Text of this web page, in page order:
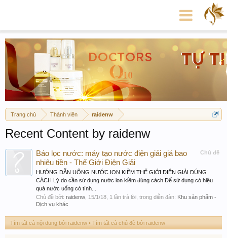
Trang chủ Thành viên raidenw
Recent Content by raidenw
Chủ đề
Báo lọc nước: máy tạo nước điện giải giá bao
nhiêu tiền - Thế Giới Điện Giải
HƯỚNG DẪN UỐNG NƯỚC ION KIỀM THẾ GIỚI ĐIỆN GIẢI ĐÚNG
CÁCH Lý do cần sử dụng nước ion kiềm đúng cách Để sử dụng có hiệu
quả nước uống có tính...
Chủ đề bởi: raidenw 15/1/18 , 1 lần trả lời, trong diễn đàn: Khu sản phẩm -
Dịch vụ khác
Tìm tất cả nội dung bởi raidenw Tìm tất cả chủ đề bởi raidenw